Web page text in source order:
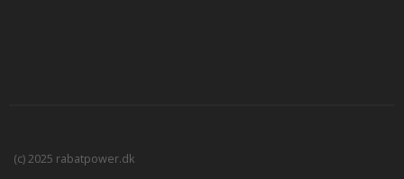
(c) 2025 rabatpower.dk